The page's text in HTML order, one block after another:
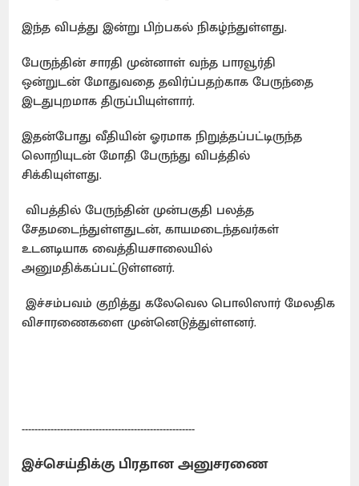
இந்த விபத்து இன்று பிற்பகல் நிகழ்ந்துள்ளது.
பேருந்தின் சாரதி முன்னாள் வந்த பாரவூர்தி
ஒன்றுடன் மோதுவதை தவிர்ப்பதற்காக பேருந்தை
இடதுபுறமாக திருப்பியுள்ளார்.
இதன்போது வீதியின் ஓரமாக நிறுத்தப்பட்டிருந்த
லொறியுடன் மோதி பேருந்து விபத்தில்
சிக்கியுள்ளது.
விபத்தில் பேருந்தின் முன்பகுதி பலத்த
சேதமடைந்துள்ளதுடன், காயமடைந்தவர்கள்
உடனடியாக வைத்தியசாலையில்
அனுமதிக்கப்பட்டுள்ளனர்.
இச்சம்பவம் குறித்து கலேவெல பொலிஸார் மேலதிக
விசாரணைகளை முன்னெடுத்துள்ளனர்.
------------------------------------------------------
இச்செய்திக்கு பிரதான அனுசரணை